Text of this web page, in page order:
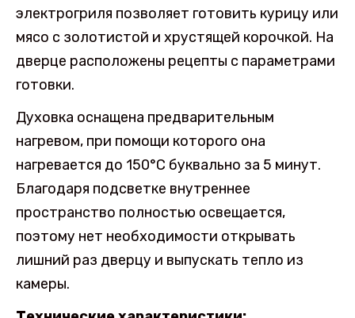
электрогриля позволяет готовить курицу или
мясо с золотистой и хрустящей корочкой. На
дверце расположены рецепты с параметрами
готовки.
Духовка оснащена предварительным
нагревом, при помощи которого она
нагревается до 150°C буквально за 5 минут.
Благодаря подсветке внутреннее
пространство полностью освещается,
поэтому нет необходимости открывать
лишний раз дверцу и выпускать тепло из
камеры.